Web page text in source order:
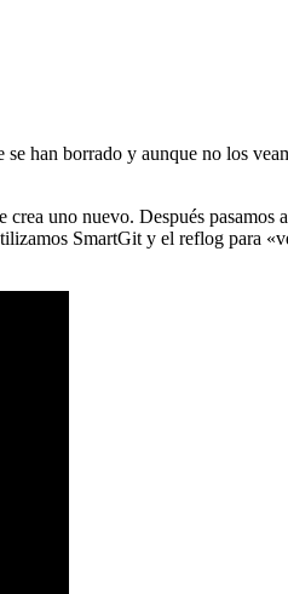
han borrado y aunque no los
uno nuevo. Después pasamos
SmartGit y el reflog para